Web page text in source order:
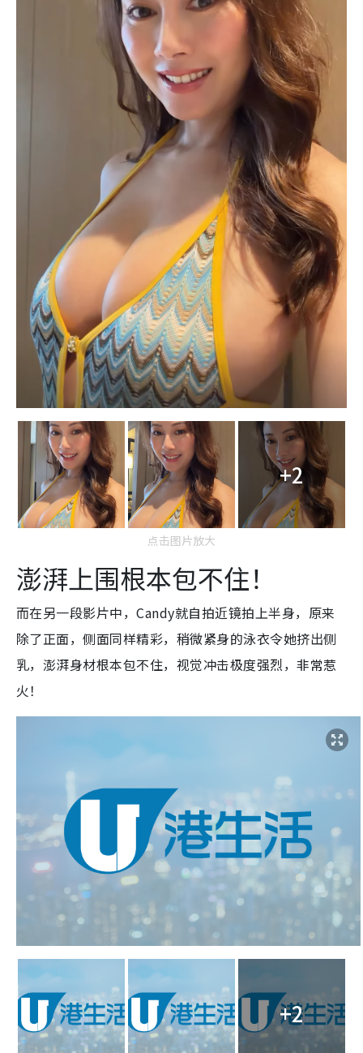
+2
点击图片放大
澎湃上围根本包不住！
而在另一段影片中，Candy就自拍近镜拍上半身，原来
除了正面，侧面同样精彩，稍微紧身的泳衣令她挤出侧
乳，澎湃身材根本包不住，视觉冲击极度强烈，非常惹
火！
+2